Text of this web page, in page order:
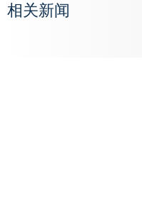
相关新闻